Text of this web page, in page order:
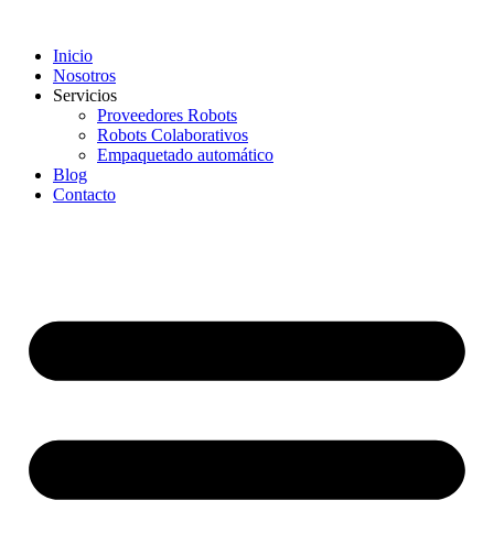
Inicio
Nosotros
Servicios
Proveedores Robots
Robots Colaborativos
Empaquetado automático
Blog
Contacto